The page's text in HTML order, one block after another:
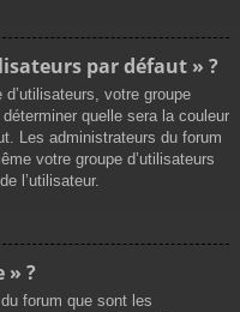
par défaut » ?
votre groupe
quelle sera la couleur
Les administrateurs du forum
votre groupe d’utilisateurs
l’utilisateur.
» ?
forum que sont les